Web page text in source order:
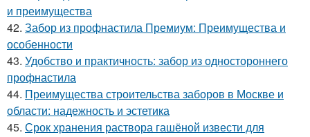
и преимущества
42. Забор из профнастила Премиум: Преимущества и
особенности
43. Удобство и практичность: забор из одностороннего
профнастила
44. Преимущества строительства заборов в Москве и
области: надежность и эстетика
45. Срок хранения раствора гашёной извести для